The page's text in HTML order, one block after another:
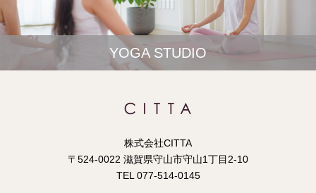
YOGA STUDIO
株式会社CITTA
〒524-0022 滋賀県守山市守山1丁目2-10
TEL 077-514-0145